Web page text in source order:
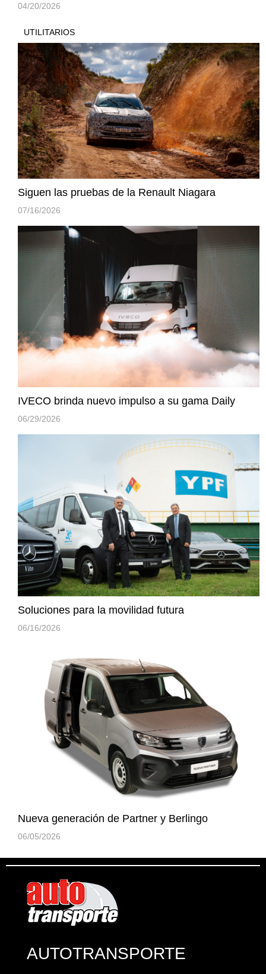
04/20/2026
UTILITARIOS
Siguen las pruebas de la Renault Niagara
07/16/2026
IVECO brinda nuevo impulso a su gama Daily
06/29/2026
Soluciones para la movilidad futura
06/16/2026
Nueva generación de Partner y Berlingo
06/05/2026
AUTOTRANSPORTE